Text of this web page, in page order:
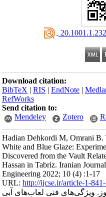
Download citation:
BibTeX |RIS |EndNote |
RefWorks
Send citation to:
Mendeley
Zotero
Hadian Dehkordi M, Omrani
White and Blue Glaze:
Discovered from the Vault
Hassan in Tabriz. Iranian
Engineering 2022; 10 (4) :1-17
URL:http://ijcse.ir/article-1-
ویژگی‌های فنی لعاب‌های آبی